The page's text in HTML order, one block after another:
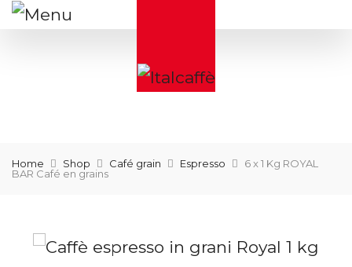
Home Shop Café grain Espresso
6 x 1 Kg ROYAL
BAR Café en grains